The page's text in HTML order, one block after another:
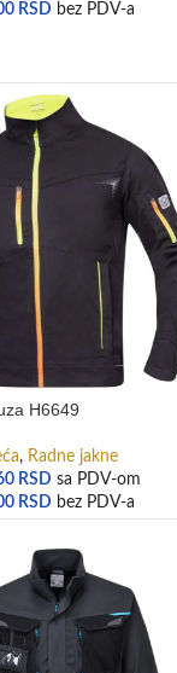
RSD bez PDV-a
H6649
, Radne jakne
RSD sa PDV-om
RSD bez PDV-a